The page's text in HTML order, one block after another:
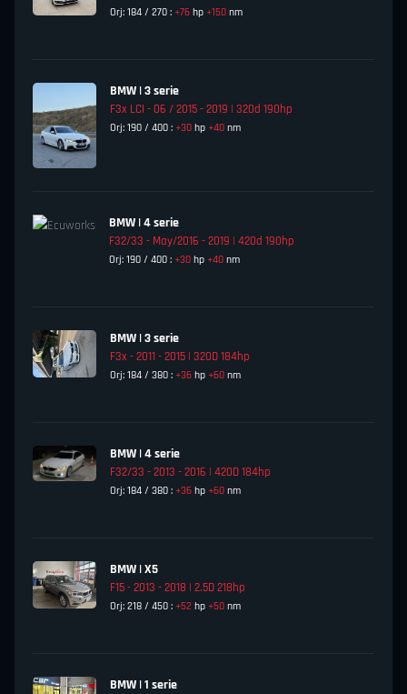
Orj: 184 / 270 : +76 hp +150 nm
BMW | 3 serie
F3x LCI - 06 / 2015 - 2019 | 320d 190hp
Orj: 190 / 400 : +30 hp +40 nm
BMW | 4 serie
F32/33 - May/2016 - 2019 | 420d 190hp
Orj: 190 / 400 : +30 hp +40 nm
BMW | 3 serie
F3x - 2011 - 2015 | 320D 184hp
Orj: 184 / 380 : +36 hp +60 nm
BMW | 4 serie
F32/33 - 2013 - 2016 | 420D 184hp
Orj: 184 / 380 : +36 hp +60 nm
BMW | X5
F15 - 2013 - 2018 | 2.5D 218hp
Orj: 218 / 450 : +52 hp +50 nm
BMW | 1 serie